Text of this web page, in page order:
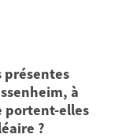
présentes
à
portent-elles
?